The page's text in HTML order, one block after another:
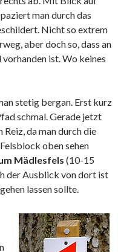
man durch das
Nicht so extrem
aber doch so, dass an
ist. Wo keines
stetig bergan. Erst kurz
schmal. Gerade jetzt
da man durch die
oben sehen
Mädlesfels (10-15
der Ausblick von dort ist
lassen sollte.